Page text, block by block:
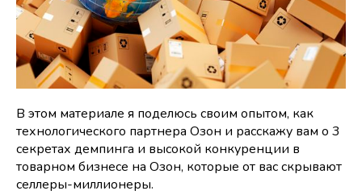
В этом материале я поделюсь своим опытом, как
технологического партнера Озон и расскажу вам о 3
секретах демпинга и высокой конкуренции в
товарном бизнесе на Озон, которые от вас скрывают
селлеры-миллионеры.